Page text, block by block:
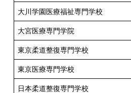
大川学園医療福祉専門学校
大宮医療専門学院
東京柔道整復専門学校
東京医療専門学校
日本柔道整復専門学校